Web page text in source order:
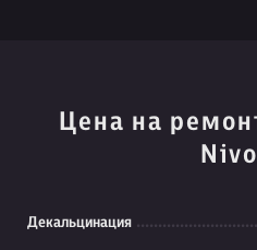
Цена на
Декальцинация